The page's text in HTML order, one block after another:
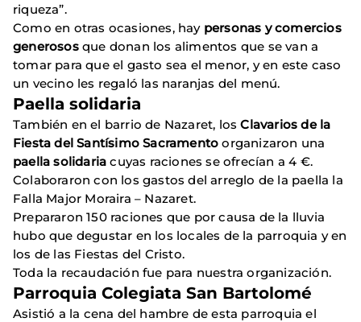
riqueza”.
Como en otras ocasiones, hay personas y comercios
generososque donan los alimentos que se van a
tomar para que el gasto sea el menor, y en este caso
un vecino les regaló las naranjas del menú.
Paella solidaria
También en el barrio de Nazaret, losClavarios de la
Fiesta del Santísimo Sacramento organizaron una
paella solidaria cuyas raciones se ofrecían a 4 €.
Colaboraron con los gastos del arreglo de la paella la
Falla Major Moraira – Nazaret.
Prepararon 150 raciones que por causa de la lluvia
hubo que degustar en los locales de la parroquia y en
los de las Fiestas del Cristo.
Toda la recaudación fue para nuestra organización.
Parroquia Colegiata San Bartolomé
Asistió a la cena del hambre de esta parroquia el